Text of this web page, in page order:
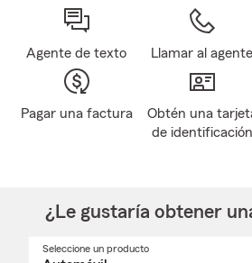
Agente de texto Llamar al agente
Pagar una factura
Obtén una
de identificación
¿Le gustaría obtener
Seleccione un producto